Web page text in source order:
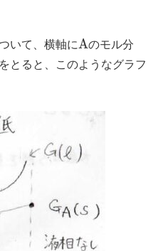
いて、横軸に
A
のモル分
とると、このようなグラフ